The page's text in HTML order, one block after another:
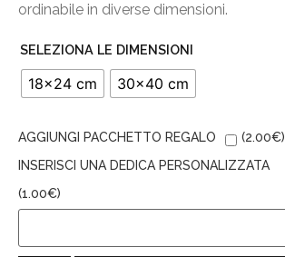
ordinabile in diverse dimensioni.
SELEZIONA LE DIMENSIONI
18x24 cm 30x40 cm
AGGIUNGI PACCHETTO REGALO (2.00€)
INSERISCI UNA DEDICA PERSONALIZZATA
(1.00€)